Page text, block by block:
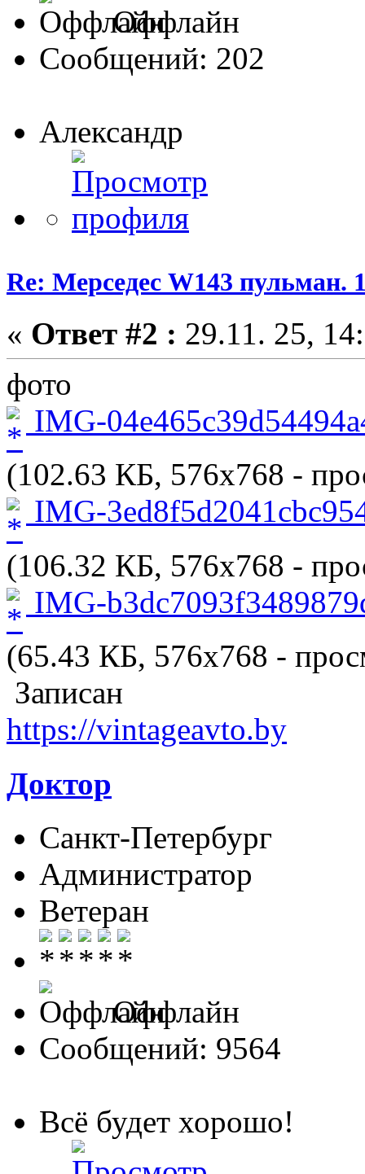
Оффлайн
Сообщений: 202
Александр
Re: Мерседес W143 пульман.
« Ответ #2 : 29.11. 25,
фото
IMG-
(102.63 КБ, 576x768 -
IMG-
(106.32 КБ, 576x768 -
IMG-
(65.43 КБ, 576x768 -
Записан
https://vintageavto.by
Доктор
Санкт-Петербург
Администратор
Ветеран
Оффлайн
Сообщений: 9564
Всё будет хорошо!